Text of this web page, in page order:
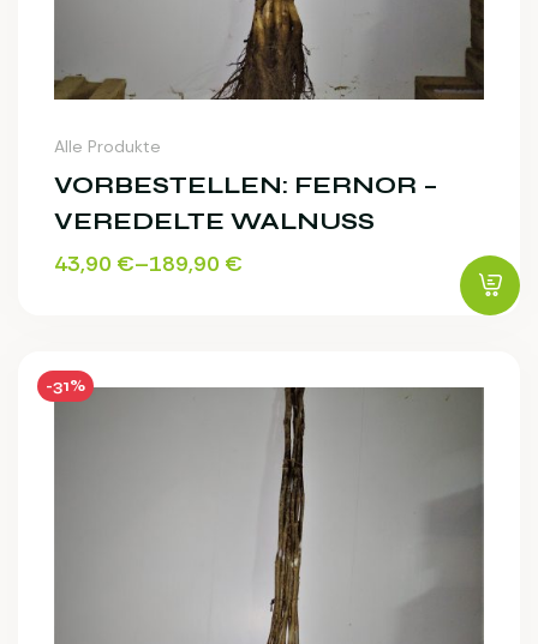
Alle Produkte
VORBESTELLEN: FERNOR –
VEREDELTE WALNUSS
43,90 €–189,90 €
-31%